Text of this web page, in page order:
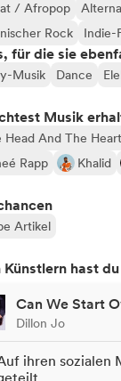
/ Afropop
Rock
Indie-
für die sie
Musik Dance
Musik
Head And The Heart
Rapp
Khalid
Artikel
Künstlern hast
Can We Start
Dillon Jo
ihren sozialen